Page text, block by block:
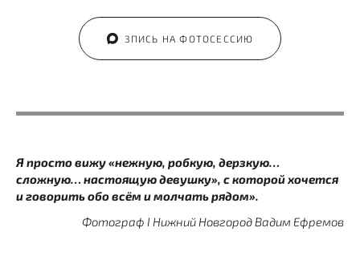
ЗПИСЬ НА ФОТОСЕССИЮ
Я просто вижу «нежную, робкую, дерзкую…
сложную… настоящую девушку», с которой хочется
и говорить обо всём и молчать рядом».
Фотограф I Нижний Новгород Вадим Ефремов